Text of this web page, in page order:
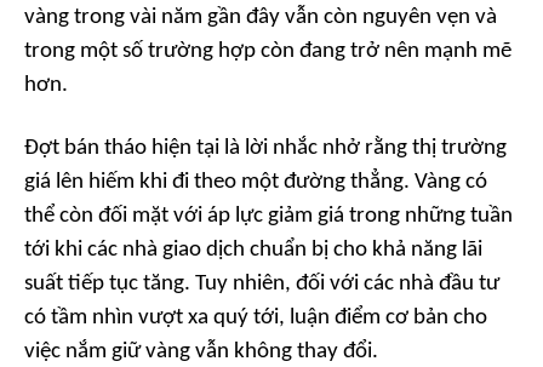
vàng trong vài năm gần đây vẫn còn nguyên vẹn và
trong một số trường hợp còn đang trở nên mạnh mẽ
hơn.
Đợt bán tháo hiện tại là lời nhắc nhở rằng thị trường
giá lên hiếm khi đi theo một đường thẳng. Vàng có
thể còn đối mặt với áp lực giảm giá trong những tuần
tới khi các nhà giao dịch chuẩn bị cho khả năng lãi
suất tiếp tục tăng. Tuy nhiên, đối với các nhà đầu tư
có tầm nhìn vượt xa quý tới, luận điểm cơ bản cho
việc nắm giữ vàng vẫn không thay đổi.